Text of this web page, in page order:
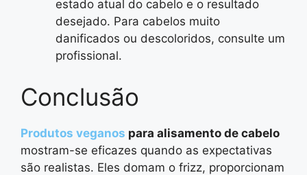
estado atual do cabelo e o resultado
desejado. Para cabelos muito
danificados ou descoloridos, consulte um
profissional.
Conclusão
Produtos veganos para alisamento de cabelo
mostram-se eficazes quando as expectativas
são realistas. Eles domam o frizz, proporcionam